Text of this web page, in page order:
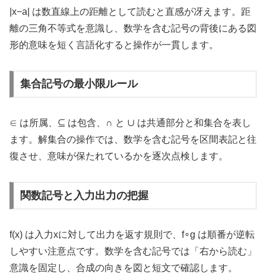
|x−a| は数直線上の距離として読むと直感が冴えます。距
離の三角不等式を意識し、数学を含む記号の背後にある図
形的意味を短く言語化すると操作が一貫します。
集合記号の最小限ルール
∈ は所属、⊆ は包含、∩ と ∪ は共通部分と和集合を表し
ます。解集合の操作では、数学を含む記号を区間表記と往
復させ、意味が保たれているかを逐次点検します。
関数記号と入力出力の把握
f(x) は入力xに対して出力を返す規則で、f∘g は順番が逆転
しやすい注意点です。数学を含む記号では「右から読む」
意識を固定し、合成の向きを図と短文で確認します。